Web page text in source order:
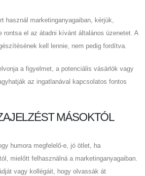
használ marketinganyagaiban, kérjük,
rontsa el az átadni kívánt általános üzenetet. A
kell lennie, nem pedig fordítva.
a figyelmet, a potenciális vásárlók vagy
az ingatlanával kapcsolatos fontos
MÁSOKTÓL
humora megfelelő-e, jó ötlet, ha
mielőtt felhasználná a marketinganyagaiban.
vagy kollégáit, hogy olvassák át